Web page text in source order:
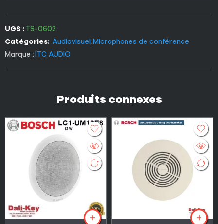
UGS :TS-0602
Catégories: Audiovisuel,Microphones de conférence
Marque :ITC AUDIO
Produits connexes